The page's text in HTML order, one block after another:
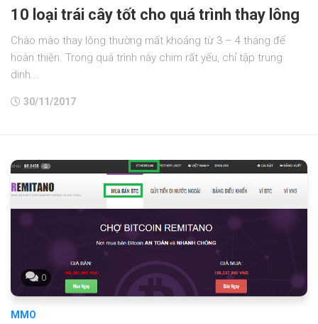
10 loại trái cây tốt cho quá trình thay lông
Chào mào thay lông thường mất khoảng từ 3 – 4 tháng để
hoàn thiện. Trong quá trình này chim rất yếu, chỉ tập trung
dinh...
30/11/2017
0
MMO